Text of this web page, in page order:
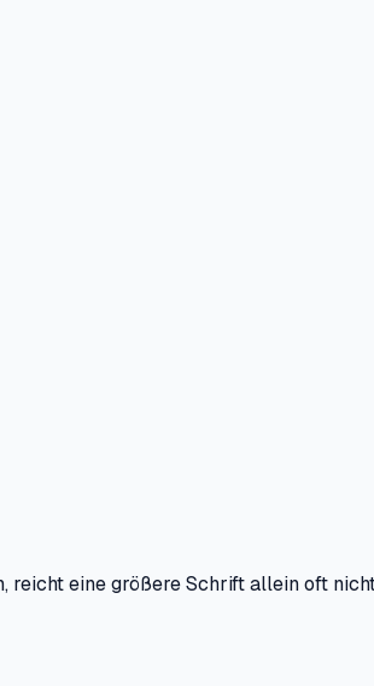
eine größere Schrift allein oft